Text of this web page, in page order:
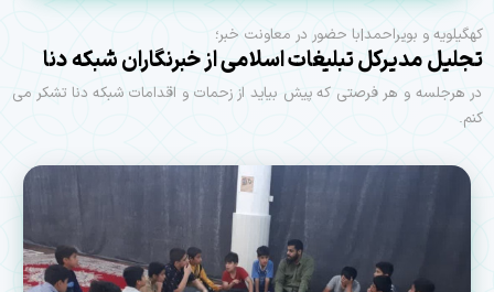
کهگیلویه و بویراحمد|با حضور در معاونت خبر؛
تجلیل مدیرکل تبلیغات اسلامی از خبرنگاران شبکه دنا
در هرجلسه و هر فرصتی که پیش بیاید از زحمات و اقدامات شبکه دنا تشکر می
کنم.